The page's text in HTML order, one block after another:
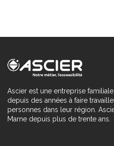
Ascier est une entreprise
depuis des années à faire
personnes dans leur région.
Marne depuis plus de trente ans.